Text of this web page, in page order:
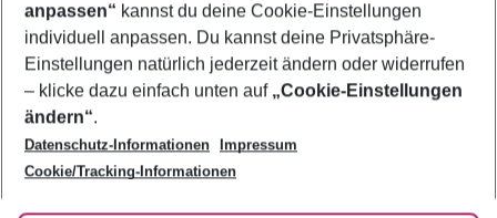
Footer
Footer navigation
Über uns
AGB
Bestpreisgarantie
Cookie-Einstellungen ändern
Cookie-Richtlinie
Agenturbetreuung
Barrierefreies Reisen
Folge uns
anpassen“ kannst du deine Cookie-Einstellungen
individuell anpassen. Du kannst deine Privatsphäre-
Einstellungen natürlich jederzeit ändern oder widerrufen
– klicke dazu einfach unten auf „Cookie-Einstellungen
ändern“.
Datenschutz-Informationen
Impressum
Cookie/Tracking-Informationen